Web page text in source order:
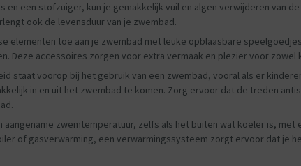
een stofzuiger, kun je gemakkelijk vuil en algen verwijderen van
ook de levensduur van je zwembad.
elementen toe aan je zwembad met leuke opblaasbare
Deze accessoires zorgen voor extra vermaak en plezier voor zowel
staat voorop bij het gebruik van een zwembad, vooral als er
in en uit het zwembad te komen. Zorg ervoor dat de treden
aangename zwemtemperatuur, zelfs als het buiten wat koeler is,
of gasverwarming, een verwarmingssysteem zorgt ervoor dat je